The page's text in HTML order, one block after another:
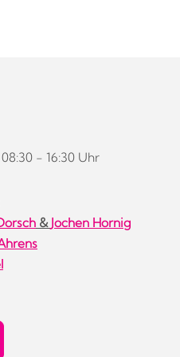
08:30 - 16:30 Uhr
& Jochen Hornig